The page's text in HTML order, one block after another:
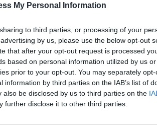
My Personal Information
to third parties, or processing of your
by us, please use the below opt-out
that after your opt-out request is processed
based on personal information utilized by us
prior to your opt-out. You may separately
by third parties on the IAB’s list of
be disclosed by us to third parties on the
further disclose it to other third parties.
una partita apparentemente
un'entrata maldestra su
essersi fatto goffamente
una grande prestazione,